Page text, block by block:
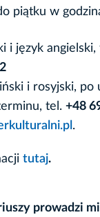
piątku w
i język angielski,
i rosyjski, po
tel. +48
.
tutaj.
prowadzi